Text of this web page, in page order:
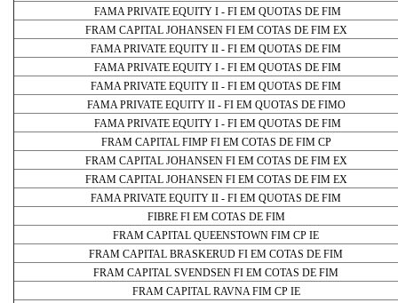
FAMA PRIVATE EQUITY I - FI EM QUOTAS DE FIM
FRAM CAPITAL JOHANSEN FI EM COTAS DE FIM EX
FAMA PRIVATE EQUITY II - FI EM QUOTAS DE FIM
FAMA PRIVATE EQUITY I - FI EM QUOTAS DE FIM
FAMA PRIVATE EQUITY II - FI EM QUOTAS DE FIM
FAMA PRIVATE EQUITY II - FI EM QUOTAS DE FIMO
FAMA PRIVATE EQUITY I - FI EM QUOTAS DE FIM
FRAM CAPITAL FIMP FI EM COTAS DE FIM CP
FRAM CAPITAL JOHANSEN FI EM COTAS DE FIM EX
FRAM CAPITAL JOHANSEN FI EM COTAS DE FIM EX
FAMA PRIVATE EQUITY II - FI EM QUOTAS DE FIM
FIBRE FI EM COTAS DE FIM
FRAM CAPITAL QUEENSTOWN FIM CP IE
FRAM CAPITAL BRASKERUD FI EM COTAS DE FIM
FRAM CAPITAL SVENDSEN FI EM COTAS DE FIM
FRAM CAPITAL RAVNA FIM CP IE